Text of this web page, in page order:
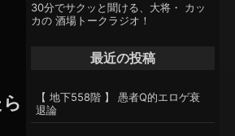
30分でサクッと聞ける、大将・ カッ
カの 酒場トークラジオ！
最近の投稿
【 地下558階 】 愚者Q的エロゲ衰
退論